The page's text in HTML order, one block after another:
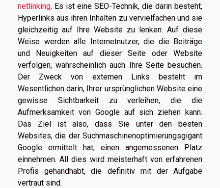
netlinking. Es ist eine SEO-Technik, die darin besteht,
Hyperlinks aus ihren Inhalten zu vervielfachen und sie
gleichzeitig auf Ihre Website zu lenken. Auf diese
Weise werden alle Internetnutzer, die die Beiträge
und Neuigkeiten auf dieser Seite oder Website
verfolgen, wahrscheinlich auch Ihre Seite besuchen.
Der Zweck von externen Links besteht im
Wesentlichen darin, Ihrer ursprünglichen Website eine
gewisse Sichtbarkeit zu verleihen, die die
Aufmerksamkeit von Google auf sich ziehen kann.
Das Ziel ist also, dass Sie unter den besten
Websites, die der Suchmaschinenoptimierungsgigant
Google ermittelt hat, einen angemessenen Platz
einnehmen. All dies wird meisterhaft von erfahrenen
Profis gehandhabt, die definitiv mit der Aufgabe
vertraut sind.